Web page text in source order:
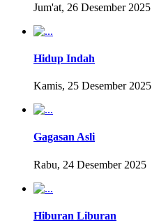
Jum'at, 26 Desember 2025
Hidup Indah
Kamis, 25 Desember 2025
Gagasan Asli
Rabu, 24 Desember 2025
Hiburan Liburan